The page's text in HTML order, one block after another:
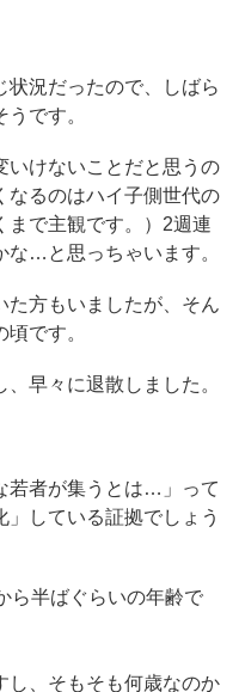
状況だったので、しばら
です。
いけないことだと思うの
なるのはハイ子側世代の
まで主観です。）2週連
な…と思っちゃいます。
た方もいましたが、そん
です。
早々に退散しました。
若者が集うとは…」って
している証拠でしょう
ら半ばぐらいの年齢で
し、そもそも何歳なのか